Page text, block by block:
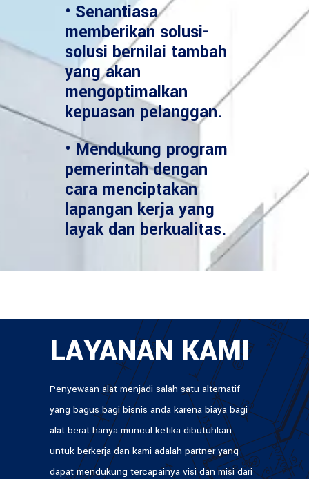
• Senantiasa
memberikan solusi-
solusi bernilai tambah
yang akan
mengoptimalkan
kepuasan pelanggan.
• Mendukung program
pemerintah dengan
cara menciptakan
lapangan kerja yang
layak dan berkualitas.
LAYANAN KAMI
Penyewaan alat menjadi salah satu alternatif
yang bagus bagi bisnis anda karena biaya bagi
alat berat hanya muncul ketika dibutuhkan
untuk berkerja dan kami adalah partner yang
dapat mendukung tercapainya visi dan misi dari